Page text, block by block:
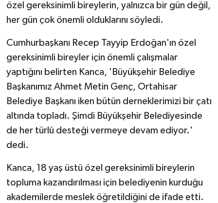
özel gereksinimli bireylerin, yalnızca bir gün değil,
her gün çok önemli olduklarını söyledi.
Cumhurbaşkanı Recep Tayyip Erdoğan'ın özel
gereksinimli bireyler için önemli çalışmalar
yaptığını belirten Kanca, 'Büyükşehir Belediye
Başkanımız Ahmet Metin Genç, Ortahisar
Belediye Başkanı iken bütün derneklerimizi bir çatı
altında topladı. Şimdi Büyükşehir Belediyesinde
de her türlü desteği vermeye devam ediyor.'
dedi.
Kanca, 18 yaş üstü özel gereksinimli bireylerin
topluma kazandırılması için belediyenin kurduğu
akademilerde meslek öğretildiğini de ifade etti.